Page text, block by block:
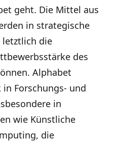
geht. Die Mittel aus
in strategische
die
des
Alphabet
Forschungs- und
in
wie Künstliche
die